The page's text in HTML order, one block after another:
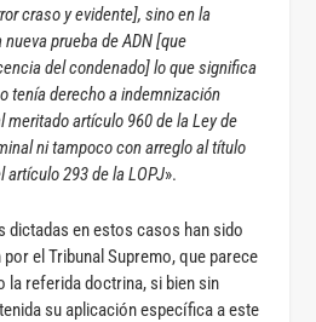
craso y evidente], sino en la
prueba de ADN [que
del condenado] lo que significa
tenía derecho a indemnización
meritado artículo 960 de la Ley de
ni tampoco con arreglo al título
artículo 293 de la LOPJ».
dictadas en estos casos han sido
el Tribunal Supremo, que parece
la referida doctrina, si bien sin
su aplicación específica a este